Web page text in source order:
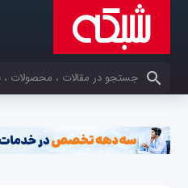
کلمات کلیدی خود را وارد کنید